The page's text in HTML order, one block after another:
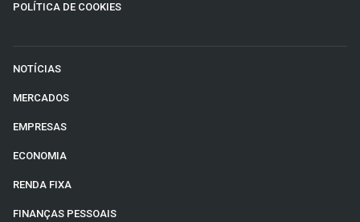
POLÍTICA DE COOKIES
NOTÍCIAS
MERCADOS
EMPRESAS
ECONOMIA
RENDA FIXA
FINANÇAS PESSOAIS